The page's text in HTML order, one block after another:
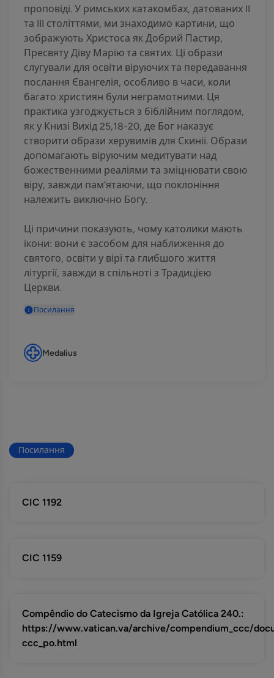
проповіді. У римських катакомбах, датованих II
та III століттями, ми знаходимо картини, що
зображують Христоса як Добрий Пастир,
Пресвяту Діву Марію та святих. Ці образи
слугували для освіти віруючих та передавання
послання Євангелія, особливо в часи, коли
багато християн були неграмотними. Ця
практика узгоджується з біблійним поглядом,
як у Книзі Вихід 25,18-20, де Бог наказує
створити образи херувимів для Скинії. Образи
допомагають віруючим медитувати над
божественними реаліями та зміцнювати свою
віру, завжди пам’ятаючи, що поклоніння
належить виключно Богу.
Ці причини показують, чому католики мають
ікони: вони є засобом для наближення до
святого, освіти у вірі та глибшого життя
літургії, завжди в спільноті з Традицією
Церкви.
Посилання
Medalius
Посилання
CIC 1192
CIC 1159
Compêndio do Catecismo da Igreja Católica 240.:
https://www.vatican.va/archive/compendium_ccc/
ccc_po.html